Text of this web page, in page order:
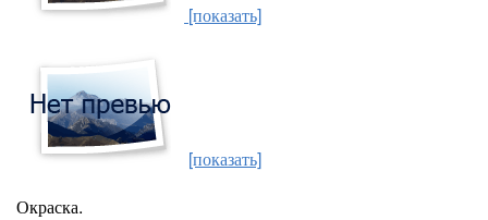
[показать]
[показать]
Окраска.